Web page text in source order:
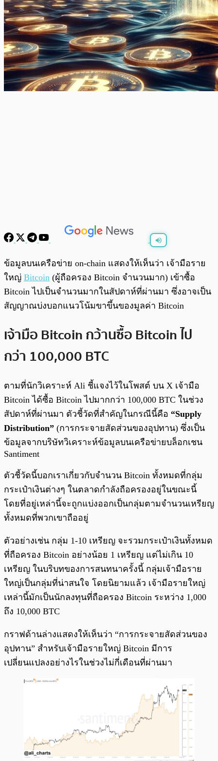
พร้อมเล่น 0:00 /0:00
ข้อมูลบนเครือข่าย on-chain แสดงให้เห็นว่า เจ้ามือราย
ใหญ่ Bitcoin (ผู้ถือครอง Bitcoin จำนวนมาก) เข้าซื้อ
Bitcoin ไปเป็นจำนวนมากในสัปดาห์ที่ผ่านมา ซึ่งอาจเป็น
สัญญาณบ่งบอกแนวโน้มขาขึ้นของมูลค่า Bitcoin
เจ้ามือ Bitcoin กว้านซื้อ Bitcoin ไป
กว่า 100,000 BTC
ตามที่นักวิเคราะห์ Ali ชี้แจงไว้ในโพสต์ บน X เจ้ามือ
Bitcoin ได้ซื้อ Bitcoin ไปมากกว่า 100,000 BTC ในช่วง
สัปดาห์ที่ผ่านมา ตัวชี้วัดที่สำคัญในกรณีนี้คือ “Supply
Distribution” (การกระจายสัดส่วนของอุปทาน) ซึ่งเป็น
ข้อมูลจากบริษัทวิเคราะห์ข้อมูลบนเครือข่ายบล็อกเชน
Santiment
ตัวชี้วัดนี้บอกเราเกี่ยวกับจำนวน Bitcoin ทั้งหมดที่กลุ่ม
กระเป๋าเงินต่างๆ ในตลาดกำลังถือครองอยู่ในขณะนี้
โดยที่อยู่เหล่านี้จะถูกแบ่งออกเป็นกลุ่มตามจำนวนเหรียญ
ทั้งหมดที่พวกเขาถืออยู่
ตัวอย่างเช่น กลุ่ม 1-10 เหรียญ จะรวมกระเป๋าเงินทั้งหมด
ที่ถือครอง Bitcoin อย่างน้อย 1 เหรียญ แต่ไม่เกิน 10
เหรียญ ในบริบทของการสนทนาครั้งนี้ กลุ่มเจ้ามือราย
ใหญ่เป็นกลุ่มที่น่าสนใจ โดยนิยามแล้ว เจ้ามือรายใหญ่
เหล่านี้มักเป็นนักลงทุนที่ถือครอง Bitcoin ระหว่าง 1,000
ถึง 10,000 BTC
กราฟด้านล่างแสดงให้เห็นว่า “การกระจายสัดส่วนของ
อุปทาน” สำหรับเจ้ามือรายใหญ่ Bitcoin มีการ
เปลี่ยนแปลงอย่างไรในช่วงไม่กี่เดือนที่ผ่านมา